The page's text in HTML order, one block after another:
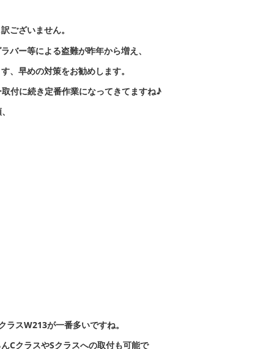
ございません。
バー等による盗難が昨年から増え、
、早めの対策をお勧めします。
付に続き定番作業になってきてますね♪
スW213が一番多いですね。
CクラスやSクラスへの取付も可能で